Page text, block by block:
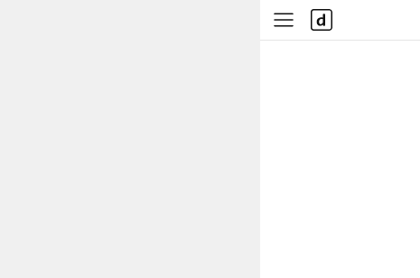
사
이
다
나
와